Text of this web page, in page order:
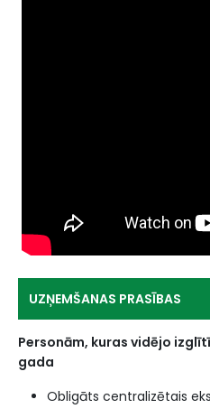
UZŅEMŠANAS PRASĪBAS
Personām, kuras vidējo
gada
Obligāts centralizētais